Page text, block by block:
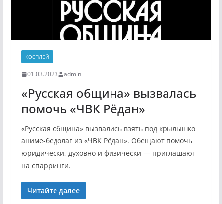
КОСПЛЕЙ
01.03.2023 admin
«Русская община» вызвалась
помочь «ЧВК Рёдан»
«Русская община» вызвались взять под крылышко
аниме-бедолаг из «ЧВК Рёдан». Обещают помочь
юридически, духовно и физически — приглашают
на спарринги.
Читайте далее